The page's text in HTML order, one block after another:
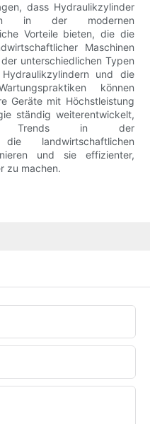
dass Hydraulikzylinder
in der modernen
Vorteile bieten, die die
Maschinen
unterschiedlichen Typen
und die
können
Geräte mit Höchstleistung
ständig weiterentwickelt,
Trends in der
die landwirtschaftlichen
und sie effizienter,
zu machen.